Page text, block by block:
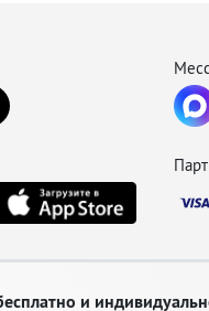
и